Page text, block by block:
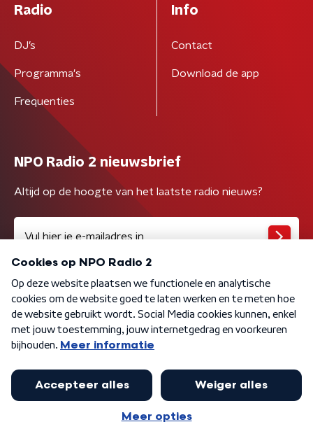
Radio
DJ’s
Programma's
Frequenties
Info
Contact
Download de app
NPO Radio 2 nieuwsbrief
Altijd op de hoogte van het laatste radio nieuws?
Algemene voorwaarden